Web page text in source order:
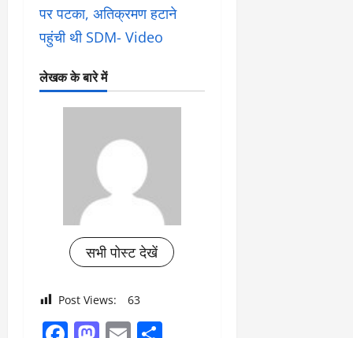
पर पटका, अतिक्रमण हटाने
पहुंची थी SDM- Video
लेखक के बारे में
सभी पोस्ट देखें
Post Views: 63